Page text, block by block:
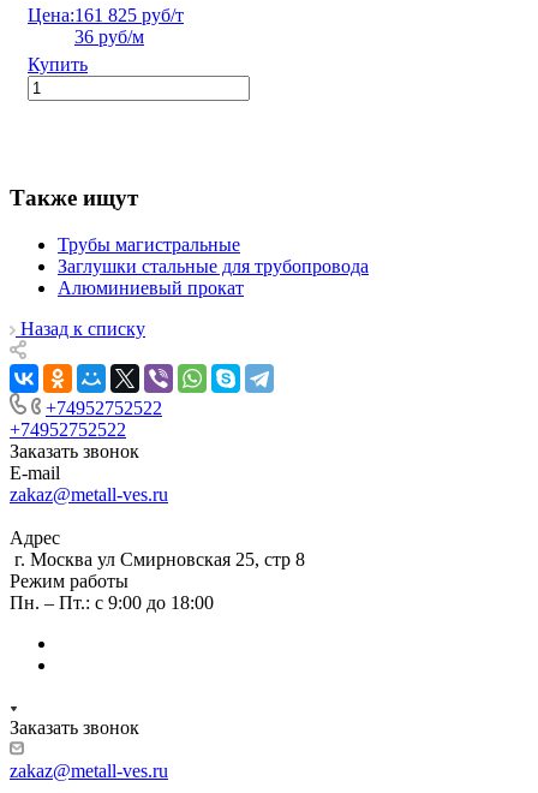
Цена:161 825 руб/т
36 руб/м
Купить
Также ищут
Трубы магистральные
Заглушки стальные для трубопровода
Алюминиевый прокат
Назад к списку
+74952752522
+74952752522
Заказать звонок
E-mail
zakaz@metall-ves.ru
Адрес
г. Москва ул Смирновская 25, стр 8
Режим работы
Пн. – Пт.: с 9:00 до 18:00
Заказать звонок
zakaz@metall-ves.ru